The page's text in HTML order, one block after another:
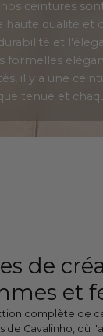
ceintures
haute qualité et
et
formelles
il y a une
tenue et
de
et
complète de
de Cavalinho, où